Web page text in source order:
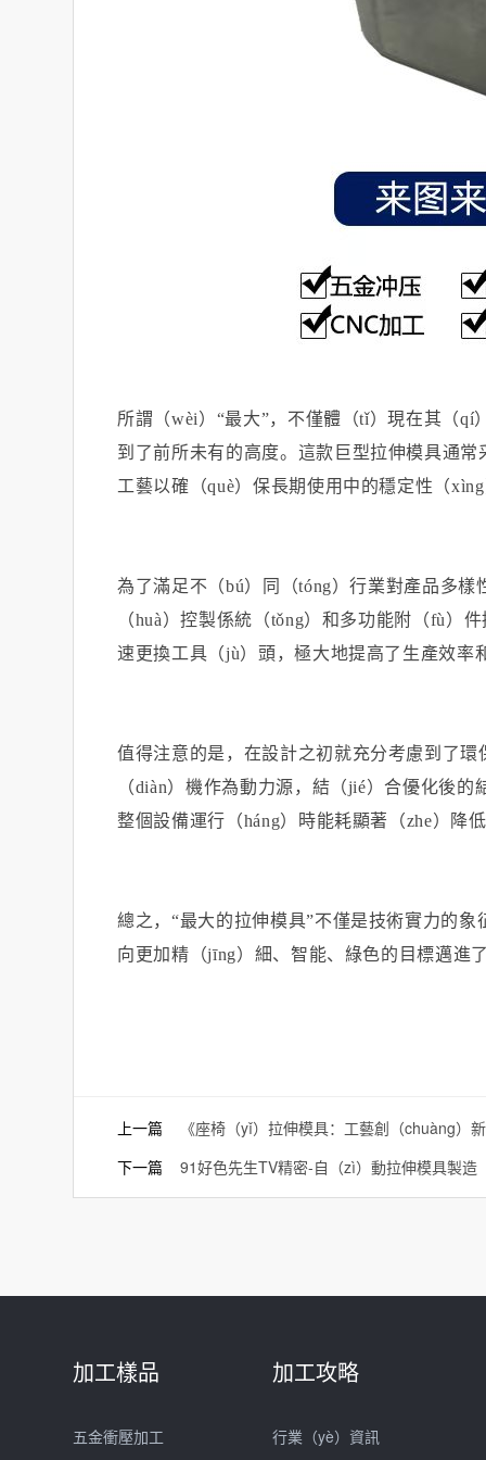
所謂（wèi） “最大”，不僅體（tǐ）現在其（qí
到了前所未有的高度。這款巨型拉伸模具通
工藝以確（què）保長期使用中的穩定性（
為了滿足不（bú）同（tóng）行業對產品多樣
（huà）控製係統（tǒng）和多功能附（fù）
速更換工具（jù）頭，極大地提高了生產效率
值得注意的是，在設計之初就充分考慮到了環
（diàn）機作為動力源，結（jié）合優化後
整個設備運行（háng）時能耗顯著（zhe）降
總之，“最大的拉伸模具”不僅是技術實力的
向更加精（jīng）細、智能、綠色的目標邁進
上一篇
《座椅（yǐ）拉伸模具：工藝創（chuàng）
下一篇91好色先生TV精密-自（zì）動拉伸模具製造
加工樣品
五金衝壓加工
加工攻略
行業（yè）資訊